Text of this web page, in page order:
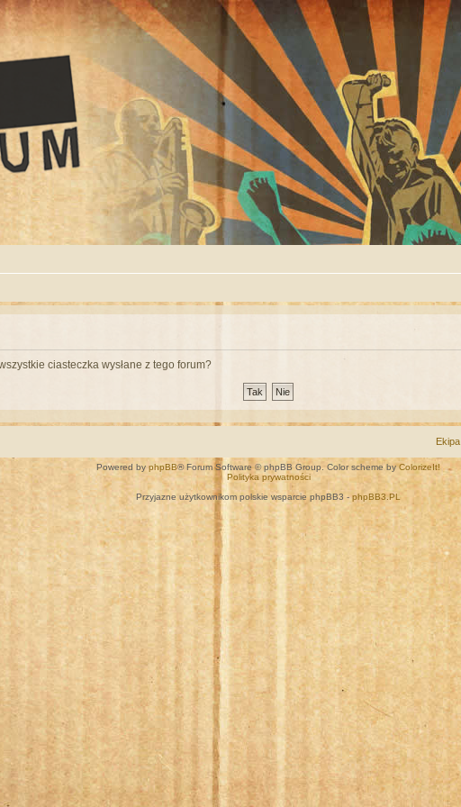
ciasteczka wysłane z tego forum?
Ekipa
Powered by phpBB® Forum Software © phpBB Group. Color scheme byColorizeIt!
Polityka prywatności
Przyjazne użytkownikom polskie wsparcie phpBB3 -phpBB3.PL